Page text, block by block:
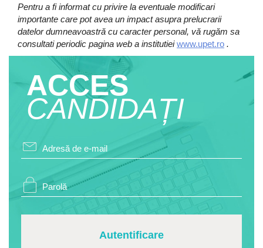
Pentru a fi informat cu privire la eventuale modificari
importante care pot avea un impact asupra prelucrarii
datelor dumneavoastră cu caracter personal, vă rugăm sa
consultati periodic pagina web a institutieiwww.upet.ro .
ACCES
CANDIDAȚI
Autentificare